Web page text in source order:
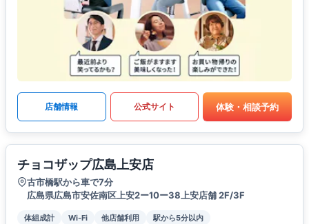
店舗情報 公式サイト 体験・相談予約
チョコザップ広島上安店
古市橋駅から車で7分
広島県広島市安佐南区上安2ー10ー38上安店舗 2F/3F
体組成計 Wi-Fi 他店舗利用 駅から5分以内